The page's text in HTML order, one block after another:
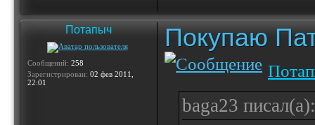
Потапыч
Сообщений: 258
Зарегистрирован: 02 фев 2011,
22:01
Покупаю
baga23 писал(а):